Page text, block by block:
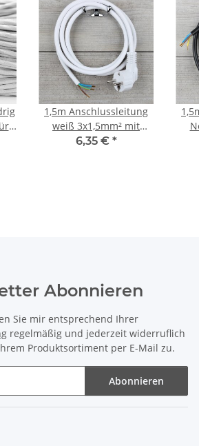
1,5m Anschlussleitung
weiß 3x1,5mm² mit
Schutzkontakt-Stecker
6,35 € *
Abonnieren
Sie mir entsprechend Ihrer
regelmäßig und jederzeit widerruflich
Produktsortiment per E-Mail zu.
Abonnieren